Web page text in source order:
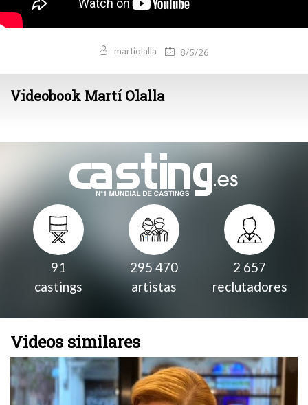
martiolalla 8/5/26
Videobook Martí Olalla
91
castings
295 470
artistas
2 657
reclutadores
Videos similares